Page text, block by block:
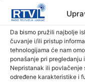
Da bismo pružili najbolje
čuvanje i/ili pristup
tehnologijama će nam
ponašanje pri
Nepristanak ili povlačenje
određene karakteristike i